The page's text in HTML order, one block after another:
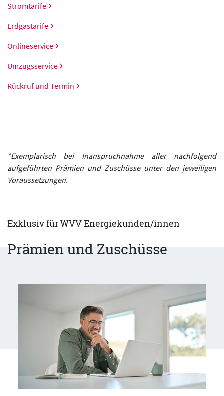
Stromtarife
Erdgastarife
Onlineservice
Umzugsservice
Rückruf und Termin
*Exemplarisch bei Inanspruchnahme aller nachfolgend
aufgeführten Prämien und Zuschüsse unter den jeweiligen
Voraussetzungen.
Exklusiv für WVV Energiekunden/innen
Prämien und Zuschüsse